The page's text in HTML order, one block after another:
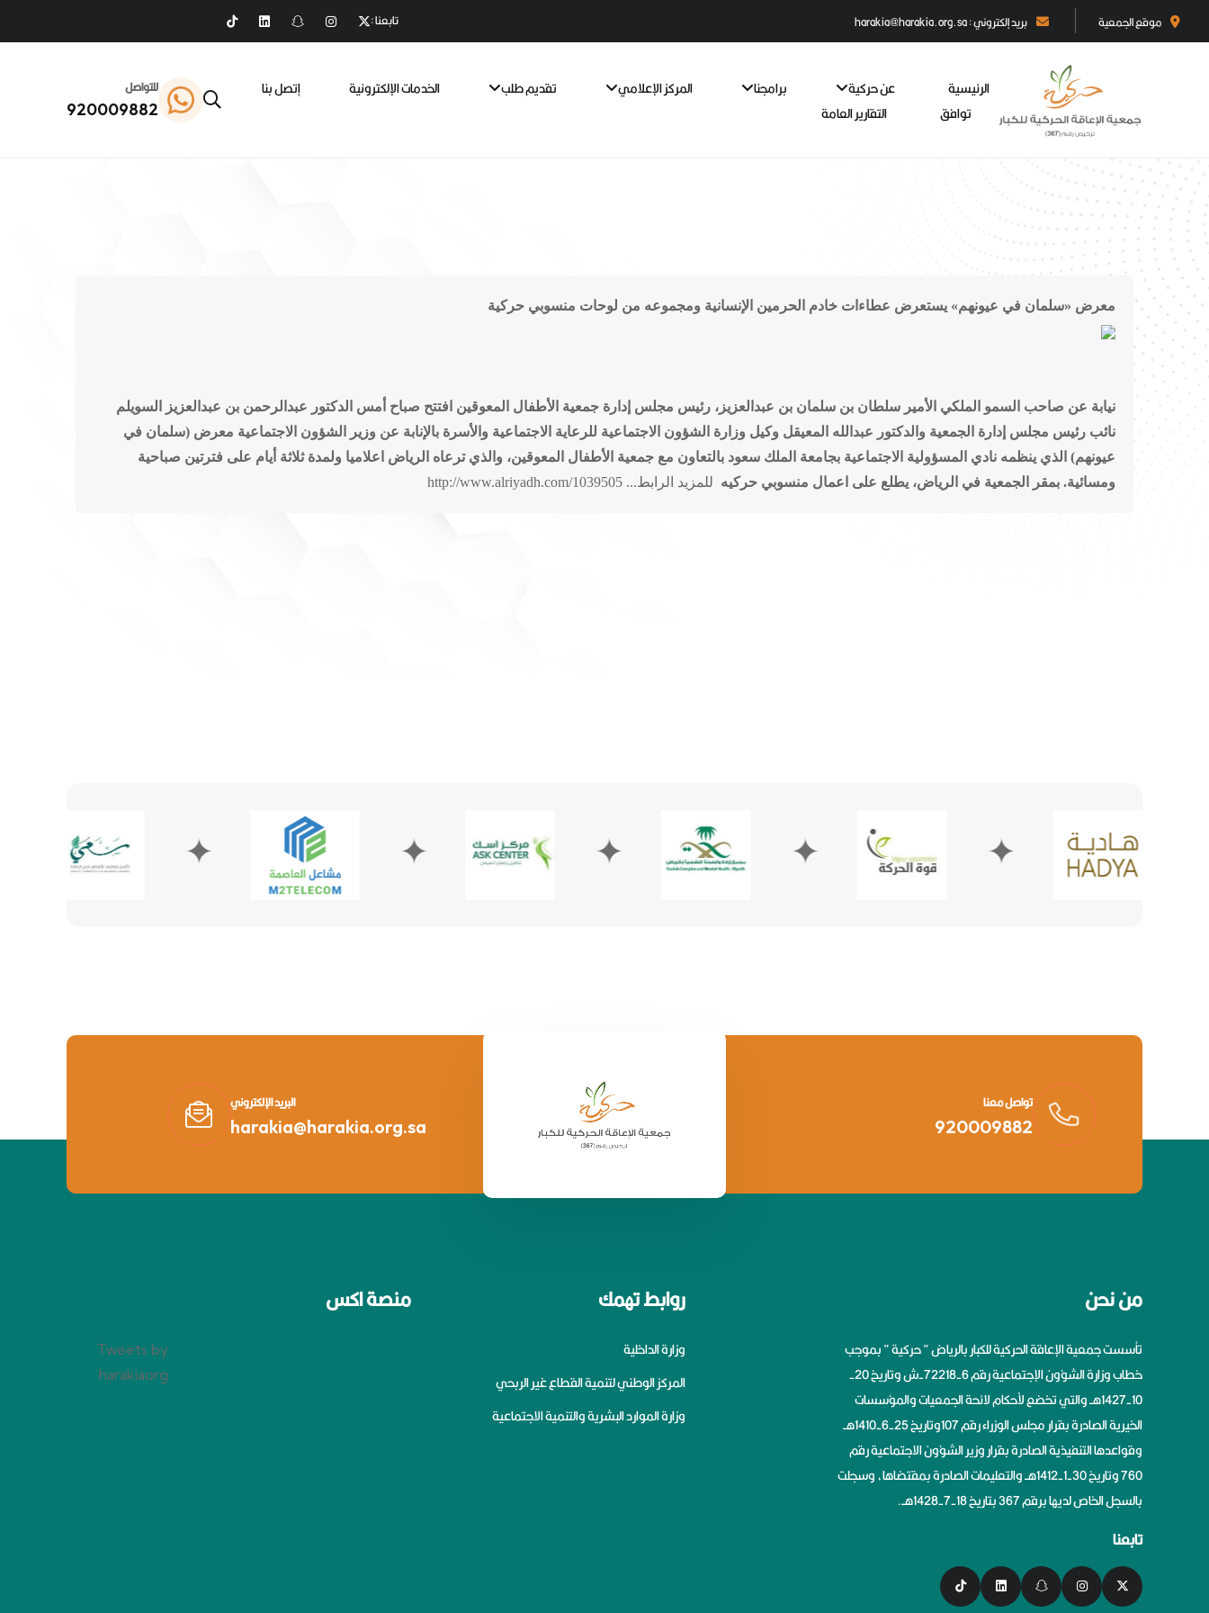
موقع الجمعية بريد إلكتروني : harakia@harakia.org.sa تابعنا :
الرئيسية عن حركية برامجنا المركز الإعلامي تقديم طلب الخدمات الإلكترونية
إتصل بنا
توافق
التقارير العامة
للتواصل
920009882
معرض «سلمان في عيونهم» يستعرض عطاءات خادم الحرمين الإنسانية ومجموعه من لوحات منسوبي حركية
نيابة عن صاحب السمو الملكي الأمير سلطان بن سلمان بن عبدالعزيز، رئيس مجلس إدارة جمعية الأطفال المعوقين افتتح صباح أمس الدكتور عبدالرحمن بن عبدالعزيز السويلم
نائب رئيس مجلس إدارة الجمعية والدكتور عبدالله المعيقل وكيل وزارة الشؤون الاجتماعية للرعاية الاجتماعية والأسرة بالإنابة عن وزير الشؤون الاجتماعية معرض (سلمان في
عيونهم) الذي ينظمه نادي المسؤولية الاجتماعية بجامعة الملك سعود بالتعاون مع جمعية الأطفال المعوقين، والذي ترعاه الرياض اعلاميا ولمدة ثلاثة أيام على فترتين صباحية
ومسائية. بمقر الجمعية في الرياض، يطلع على اعمال منسوبي حركيه للمزيد الرابط... http://www.alriyadh.com/1039505
✦ ✦ ✦ ✦ ✦ ✦
تواصل معنا
920009882
البريد الإلكتروني
harakia@harakia.org.sa
من نحن
تأسست جمعية الإعاقة الحركية للكبار بالرياض ” حركية ” بموجب
خطاب وزارة الشؤون الإجتماعية رقم 6-72218-ش وتاريخ 20-
10-1427هــ والتي تخضع لأحكام لائحة الجمعيات والمؤسسات
الخيرية الصادرة بقرار مجلس الوزراء رقم 107وتاريخ 25-6-1410هــ
وقواعدها التنفيذية الصادرة بقرار وزير الشؤون الاجتماعية رقم
760 وتاريخ 30-1-1412هــ والتعليمات الصادرة بمقتضاها، وسجلت
بالسجل الخاص لديها برقم 367 بتاريخ 18-7-1428هــ.
تابعنا
روابط تهمك
وزارة الداخلية
المركز الوطني لتنمية القطاع غير الربحي
وزارة الموارد البشرية والتنمية الاجتماعية
منصة اكس
Tweets by
harakiaorg